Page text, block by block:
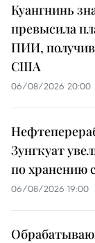
Куангнинь
превысила
ПИИ,
США
06/08/2026 20:00
Зунгкуат
по хранению
06/08/2026 19:00